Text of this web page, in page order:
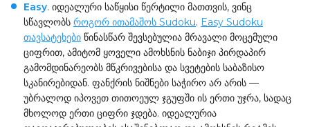
Easy. იდეალური საწყისი წერტილი მათთვის, ვინც
სწავლობს როგორ ითამაშოს Sudoku. Easy Sudoku
თავსატეხები წინასწარ შევსებულია მრავალი მოცემული
ციფრით, ამიტომ ყოველი ამოხსნის ნაბიჯი პირდაპირ
გამომდინარეობს მწკრივებისა და სვეტების საბაზისო
სკანირებიდან. ფანქრის ნიშნები საჭირო არ არის —
უბრალოდ იპოვეთ თითოეულ ჯგუფში ის ერთი უჯრა, სადაც
მხოლოდ ერთი ციფრი ჯდება. იდეალურია